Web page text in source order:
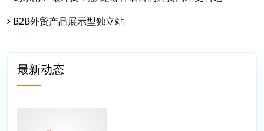
B2B外贸产品展示型独立站
最新动态